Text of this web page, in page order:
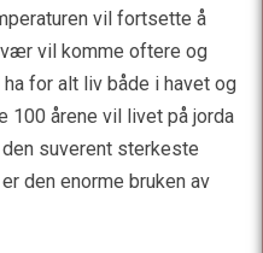
vil fortsette å
vil komme oftere og
for alt liv både i havet og
100 årene vil livet på jorda
suverent sterkeste
den enorme bruken av